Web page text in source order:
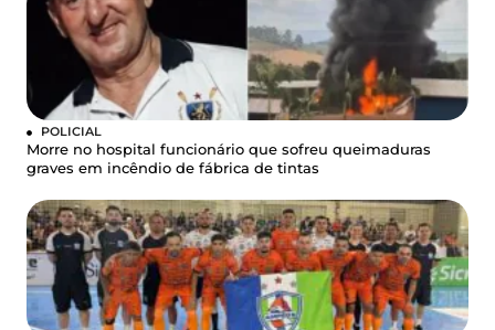
POLICIAL
Morre no hospital funcionário que sofreu queimaduras
graves em incêndio de fábrica de tintas